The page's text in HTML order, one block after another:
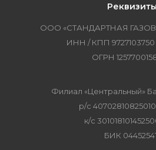
Реквизиты
ООО «СТАНДАРТНАЯ
ИНН / КПП 9727103750
ОГРН
Филиал «Центральный»
р/с
к/с
БИК